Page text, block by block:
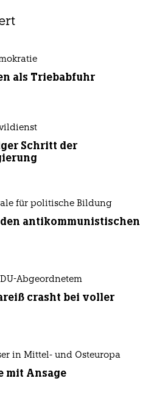
als Triebabfuhr
Schritt der
für politische Bildung
antikommunistischen
Abgeordnetem
crasht bei voller
in Mittel- und Osteuropa
mit Ansage